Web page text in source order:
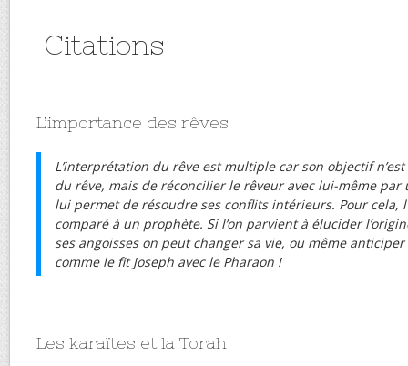
Citations
L’importance des rêves
L’interprétation du rêve est multiple car son objectif
du rêve, mais de réconcilier le rêveur avec lui-même
lui permet de résoudre ses conflits intérieurs. Pour cela,
comparé à un prophète. Si l’on parvient à élucider
ses angoisses on peut changer sa vie, ou même
comme le fit Joseph avec le Pharaon !
Les karaïtes et la Torah